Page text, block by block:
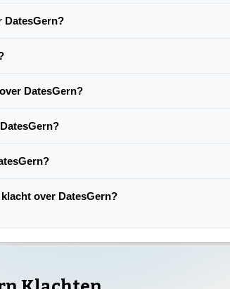
DatesGern?
DatesGern?
over DatesGern?